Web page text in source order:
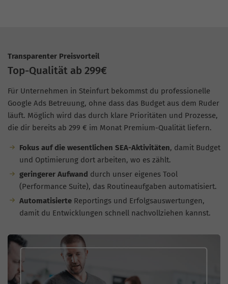
Transparenter Preisvorteil
Top-Qualität ab 299€
Für Unternehmen in Steinfurt bekommst du professionelle
Google Ads Betreuung, ohne dass das Budget aus dem Ruder
läuft. Möglich wird das durch klare Prioritäten und Prozesse,
die dir bereits ab 299 € im Monat Premium-Qualität liefern.
Fokus auf die wesentlichen SEA-Aktivitäten, damit Budget
und Optimierung dort arbeiten, wo es zählt.
geringerer Aufwand durch unser eigenes Tool
(Performance Suite), das Routineaufgaben automatisiert.
AutomatisierteReportings und Erfolgsauswertungen,
damit du Entwicklungen schnell nachvollziehen kannst.